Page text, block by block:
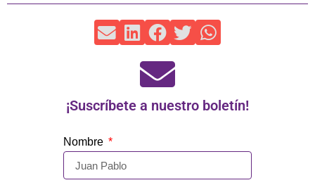
¡Suscríbete a nuestro boletín!
Nombre